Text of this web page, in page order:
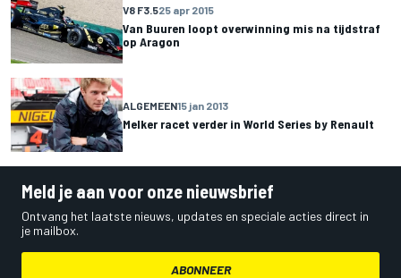
V8 F3.525 apr 2015
Van Buuren loopt overwinning mis na tijdstraf
op Aragon
ALGEMEEN15 jan 2013
Melker racet verder in World Series by Renault
Meld je aan voor onze nieuwsbrief
Ontvang het laatste nieuws, updates en speciale acties direct in
je mailbox.
ABONNEER